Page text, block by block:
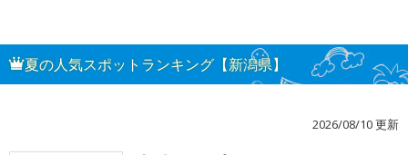
夏の人気スポットランキング【新潟県】
2026/08/10 更新